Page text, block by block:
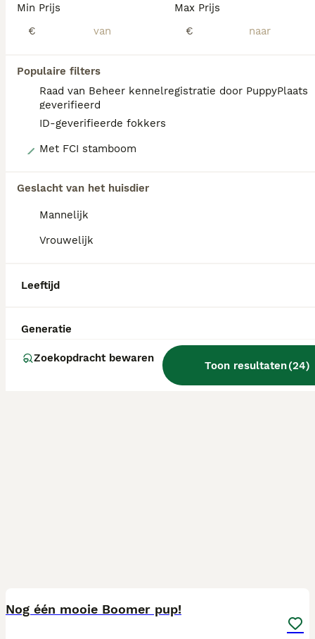
Min Prijs
€
Max Prijs
€
Populaire filters
Raad van Beheer kennelregistratie door PuppyPlaats
geverifieerd
ID-geverifieerde fokkers
Met FCI stamboom
Geslacht van het huisdier
Mannelijk
Vrouwelijk
Leeftijd
Generatie
Zoekopdracht bewaren
Toon resultaten(24)
Chihuahua & Poedel Toy Kruising
GeslachtPrijs
Nog één mooie Boomer pup!